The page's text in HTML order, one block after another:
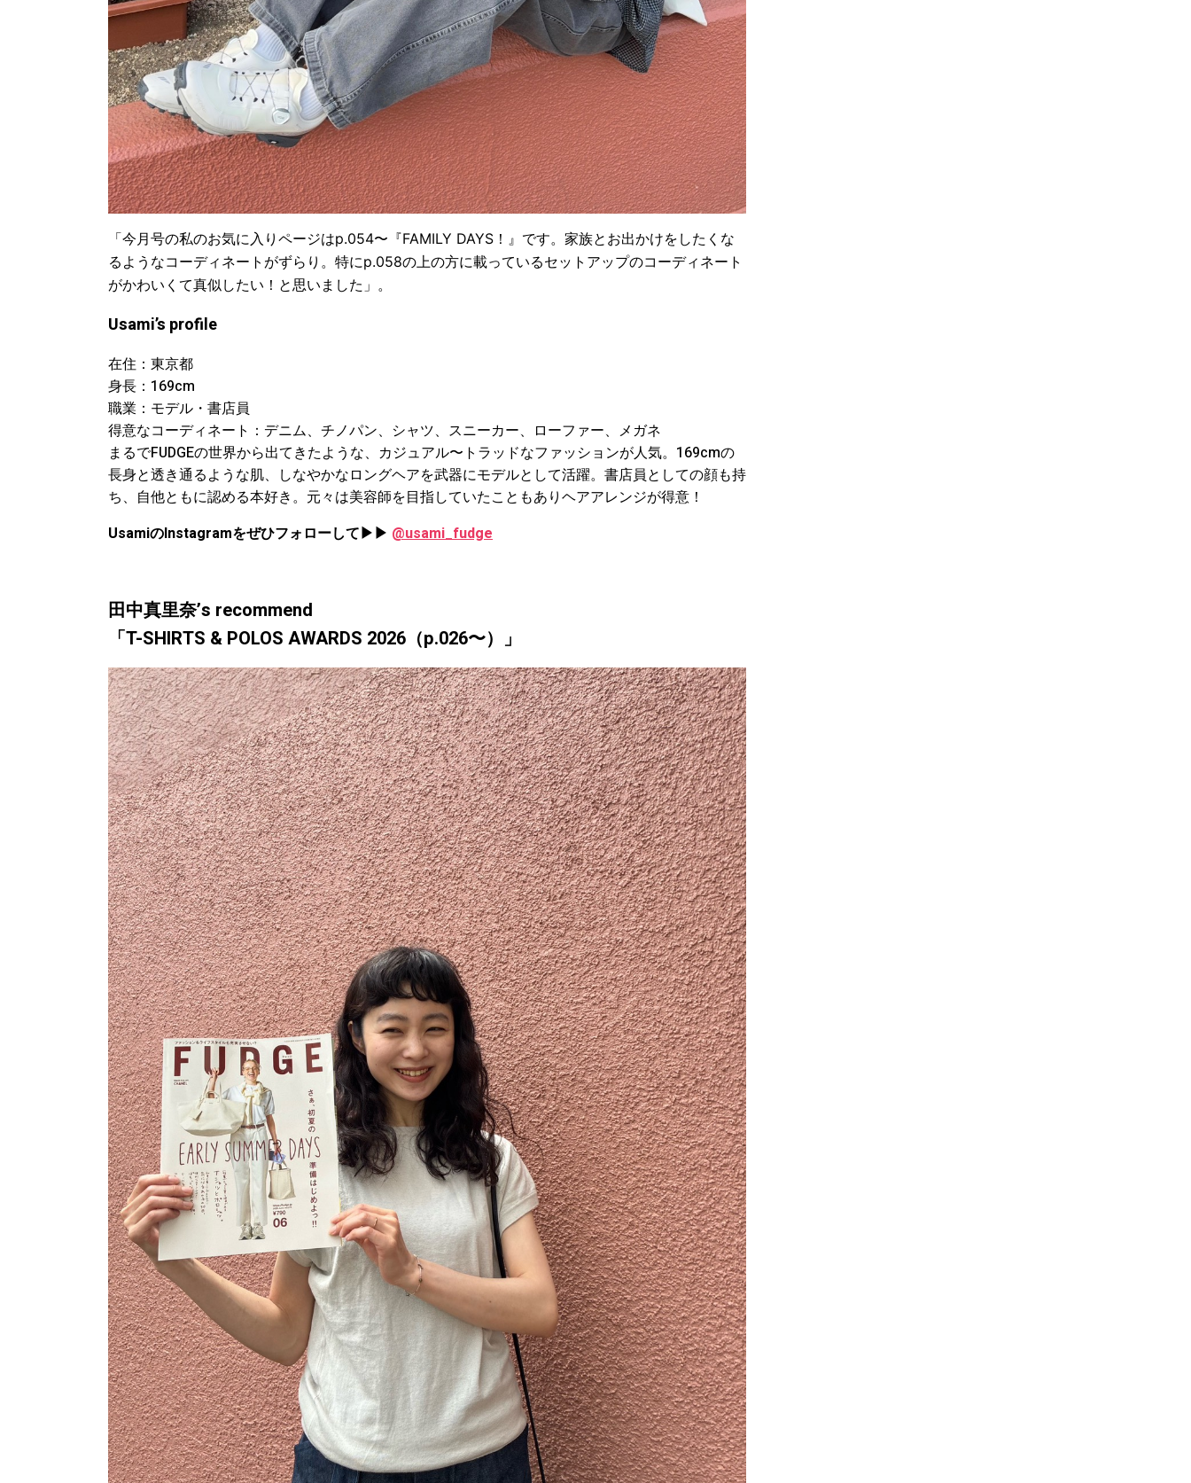
「今月号の私のお気に入りページはp.054〜『FAMILY DAYS！』です。家族とお出かけをしたくな
るようなコーディネートがずらり。特にp.058の上の方に載っているセットアップのコーディネート
がかわいくて真似したい！と思いました 」。
Usami’s profile
在住：東京都
身長：169cm
職業：モデル・書店員
得意なコーディネート：デニム、チノパン、シャツ、スニーカー、ローファー、メガネ
まるでFUDGEの世界から出てきたような、カジュアル〜トラッドなファッションが人気。169cmの
長身と透き通るような肌、しなやかなロングヘアを武器にモデルとして活躍。書店員としての顔も持
ち、自他ともに認める本好き。元々は美容師を目指していたこともありヘアアレンジが得意！
UsamiのInstagramをぜひフォローして▶︎▶︎ @usami_fudge
田中真里奈’s recommend
「T-SHIRTS & POLOS AWARDS 2026 （p.026〜） 」